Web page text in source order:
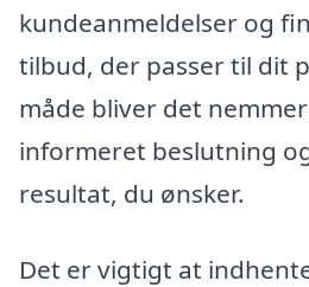
kundeanmeldelser og
tilbud, der passer til dit
måde bliver det
informeret beslutning
resultat, du ønsker.
Det er vigtigt at